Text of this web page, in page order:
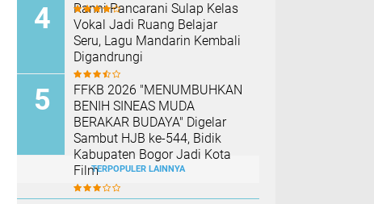
Ranni Pancarani Sulap Kelas
Vokal Jadi Ruang Belajar
Seru, Lagu Mandarin Kembali
Digandrungi
FFKB 2026 "MENUMBUHKAN
BENIH SINEAS MUDA
BERAKAR BUDAYA" Digelar
Sambut HJB ke-544, Bidik
Kabupaten Bogor Jadi Kota
FilmTERPOPULER LAINNYA